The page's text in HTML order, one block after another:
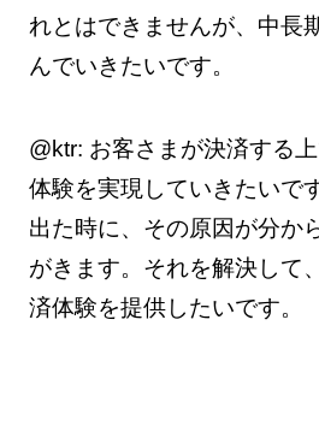
れとはできませんが、中長
んでいきたいです。
@ktr: お客さまが決済する
体験を実現していきたいで
出た時に、その原因が分か
がきます。それを解決して
済体験を提供したいです。